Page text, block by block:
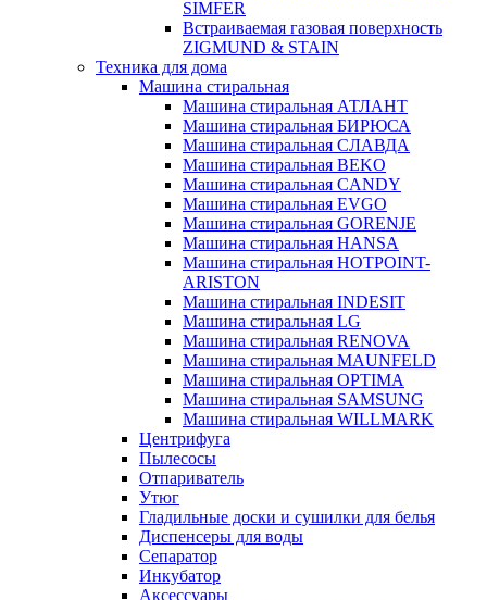
SIMFER
Встраиваемая газовая поверхность
ZIGMUND & STAIN
Техника для дома
Машина стиральная
Машина стиральная АТЛАНТ
Машина стиральная БИРЮСА
Машина стиральная СЛАВДА
Машина стиральная BEKO
Машина стиральная CANDY
Машина стиральная EVGO
Машина стиральная GORENJE
Машина стиральная HANSA
Машина стиральная HOTPOINT-
ARISTON
Машина стиральная INDESIT
Машина стиральная LG
Машина стиральная RENOVA
Машина стиральная MAUNFELD
Машина стиральная OPTIMA
Машина стиральная SAMSUNG
Машина стиральная WILLMARK
Центрифуга
Пылесосы
Отпариватель
Утюг
Гладильные доски и сушилки для белья
Диспенсеры для воды
Сепаратор
Инкубатор
Аксессуары